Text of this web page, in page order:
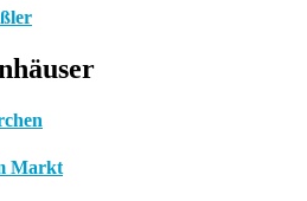
Markt